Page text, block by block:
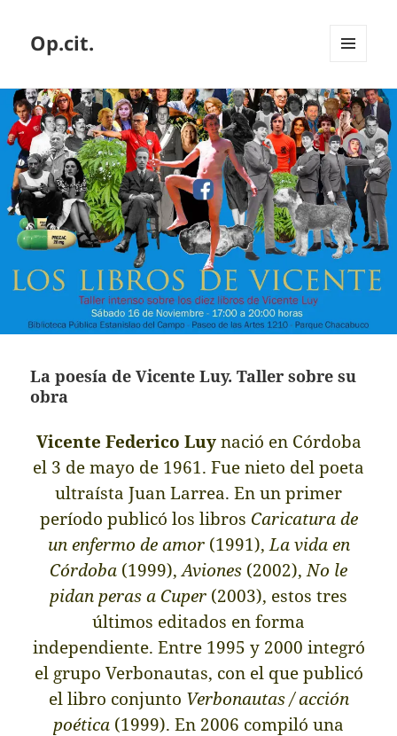
Op.cit.
WIDGETS
La poesía de Vicente Luy. Taller sobre su
obra
Vicente Federico Luynació en Córdoba
el 3 de mayo de 1961. Fue nieto del poeta
ultraísta Juan Larrea. En un primer
período publicó los libros Caricatura de
un enfermo de amor(1991), La vida en
Córdoba (1999), Aviones (2002), No le
pidan peras a Cuper (2003), estos tres
últimos editados en forma
independiente. Entre 1995 y 2000 integró
el grupo Verbonautas, con el que publicó
el libro conjunto Verbonautas / acción
poética (1999). En 2006 compiló una